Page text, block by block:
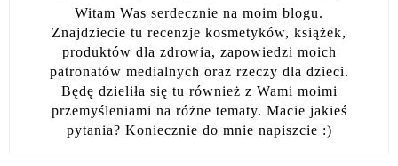
Witam Was serdecznie na moim blogu.
Znajdziecie tu recenzje kosmetyków, książek,
produktów dla zdrowia, zapowiedzi moich
patronatów medialnych oraz rzeczy dla dzieci.
Będę dzieliła się tu również z Wami moimi
przemyśleniami na różne tematy. Macie jakieś
pytania? Koniecznie do mnie napiszcie :)